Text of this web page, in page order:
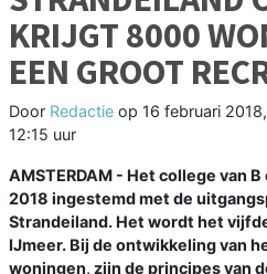
KRIJGT 8000
EEN GROOT
Door Redactie op 16 februari 2018,
12:15 uur
AMSTERDAM - Het college van
2018 ingestemd met de
Strandeiland. Het wordt het
IJmeer. Bij de ontwikkeling van
woningen, zijn de principes van